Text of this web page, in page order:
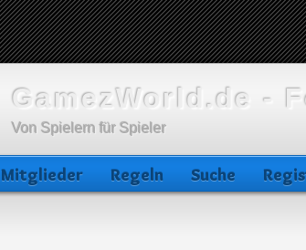
GamezWorld.de -
Von Spielern für Spieler
Mitglieder Regeln Suche